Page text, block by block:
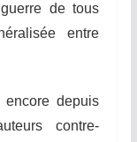
de tous
entre
depuis
contre-